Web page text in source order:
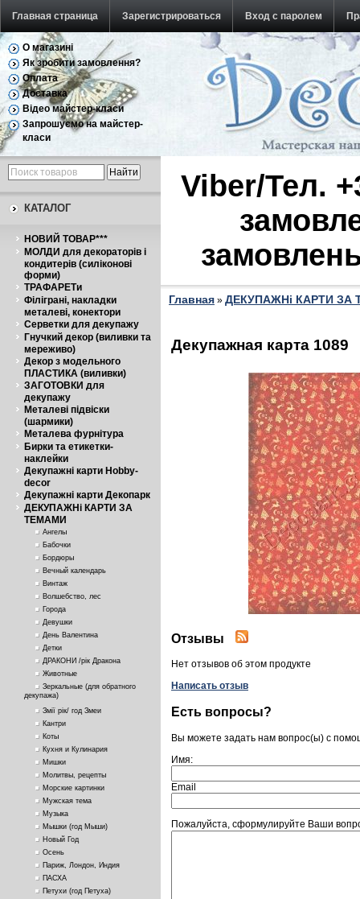
Главная страница Зарегистрироваться Вход с паролем
Обратная связь
О магазині
Як зробити замовлення?
Оплата
Доставка
Відео майстер-класи
Запрошуємо на майстер-
класи
КАТАЛОГ
НОВИЙ ТОВАР***
МОЛДИ для декораторів і
кондитерів (силіконові
форми)
ТРАФАРЕТи
Філіграні, накладки
металеві, конектори
Серветки для декупажу
Гнучкий декор (виливки та
мереживо)
Декор з модельного
ПЛАСТИКА (виливки)
ЗАГОТОВКИ для
декупажу
Металеві підвіски
(шармики)
Металева фурнітура
Бирки та етикетки-
наклейки
Декупажні карти Hobby-
decor
Декупажні карти Декопарк
ДЕКУПАЖНі КАРТИ ЗА
ТЕМАМИ
Ангелы
Бабочки
Бордюры
Вечный календарь
Винтаж
Волшебство, лес
Города
Девушки
День Валентина
Детки
ДРАКОНИ /рік Дракона
Животные
Зеркальные (для обратного
декупажа)
Змії рік/ год Змеи
Кантри
Коты
Кухня и Кулинария
Мишки
Молитвы, рецепты
Морские картинки
Мужская тема
Музыка
Мышки (год Мыши)
Новый Год
Осень
Париж, Лондон, Индия
ПАСХА
Петухи (год Петуха)
Viber/Тел.
Главная » ДЕКУПАЖНі КАРТИ ЗА
Декупажная карта 1089
Отзывы
Нет отзывов об этом продукте
Написать отзыв
Есть вопросы?
Вы можете задать нам вопрос(ы) с
Имя:
Email
Пожалуйста, сформулируйте Ваши